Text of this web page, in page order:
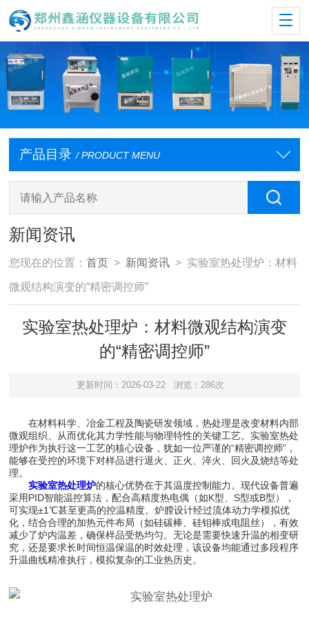
产品目录 / PRODUCT MENU
新闻资讯
您现在的位置：首页 > 新闻资讯 > 实验室热处理炉：材料
微观结构演变的“精密调控师”
实验室热处理炉：材料微观结构演变
的“精密调控师”
更新时间：2026-03-22 浏览：286次
在材料科学、冶金工程及陶瓷研发领域，热处理是改变材料内部
微观组织、从而优化其力学性能与物理特性的关键工艺。实验室热处
理炉作为执行这一工艺的核心设备，犹如一位严谨的“精密调控师”，
能够在受控的环境下对样品进行退火、正火、淬火、回火及烧结等处
理。
实验室热处理炉的核心优势在于其温度控制能力。现代设备普遍
采用PID智能温控算法，配合高精度热电偶（如K型、S型或B型），
可实现±1℃甚至更高的控温精度。炉膛设计经过流体动力学模拟优
化，结合合理的加热元件布局（如硅碳棒、硅钼棒或电阻丝），有效
减少了炉内温差，确保样品受热均匀。无论是需要快速升温的相变研
究，还是要求长时间恒温保温的时效处理，该设备均能通过多段程序
升温曲线精准执行，模拟复杂的工业热历史。